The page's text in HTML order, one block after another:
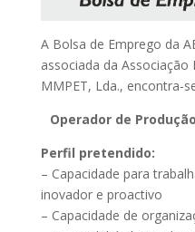
A Bolsa de Emprego da
associada da Associação
MMPET, Lda., encontra-
Operador de
Perfil pretendido:
– Capacidade para
inovador e proactivo
– Capacidade de